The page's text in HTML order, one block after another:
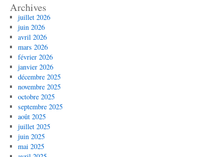
Archives
juillet 2026
juin 2026
avril 2026
mars 2026
février 2026
janvier 2026
décembre 2025
novembre 2025
octobre 2025
septembre 2025
août 2025
juillet 2025
juin 2025
mai 2025